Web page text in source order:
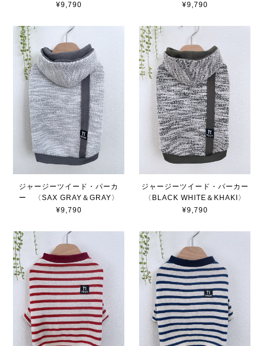
¥9,790
¥9,790
ジャージーツイード・パーカ
ー 〈SAX GRAY＆GRAY〉
¥9,790
ジャージーツイード・パーカー
〈BLACK WHITE＆KHAKI〉
¥9,790